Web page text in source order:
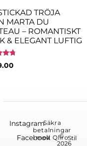
TRÖJA
MARTA DU
– ROMANTISKT
& ELEGANT LUFTIG
©
2026
Stil
Instagram
Facebook
Säkra
betalningar
med Qliro